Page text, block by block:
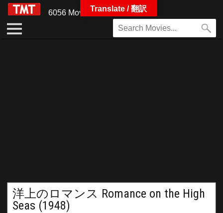
6056 Movies
洋上のロマンス Romance on the High
Seas (1948)
Translate / 翻訳